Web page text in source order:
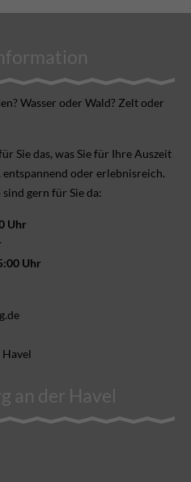
Wasser oder Wald? Zelt oder
Sie das, was Sie für Ihre Aus­zeit
oder erlebnis­reich.
gern für Sie da:
Uhr
Uhr
an der Havel